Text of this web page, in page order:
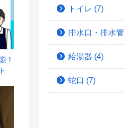
！
トイレ (7)
排水口・排水管
給湯器 (4)
蛇口 (7)